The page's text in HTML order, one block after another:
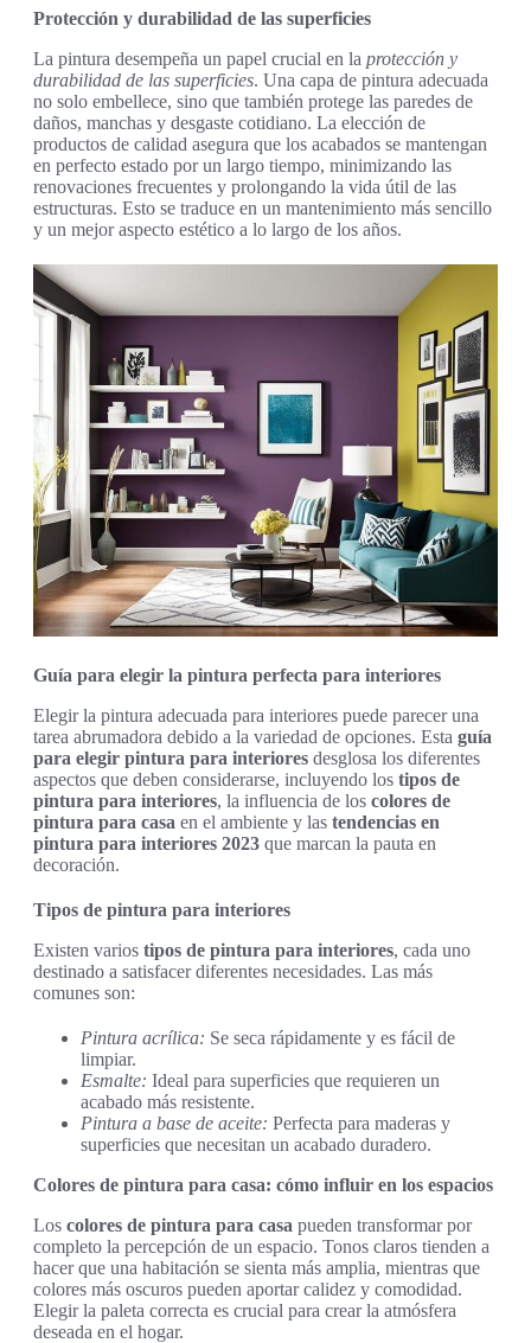
Protección y durabilidad de las superficies
La pintura desempeña un papel crucial en la protección y
durabilidad de las superficies. Una capa de pintura adecuada
no solo embellece, sino que también protege las paredes de
daños, manchas y desgaste cotidiano. La elección de
productos de calidad asegura que los acabados se mantengan
en perfecto estado por un largo tiempo, minimizando las
renovaciones frecuentes y prolongando la vida útil de las
estructuras. Esto se traduce en un mantenimiento más sencillo
y un mejor aspecto estético a lo largo de los años.
Guía para elegir la pintura perfecta para interiores
Elegir la pintura adecuada para interiores puede parecer una
tarea abrumadora debido a la variedad de opciones. Esta guía
para elegir pintura para interiores desglosa los diferentes
aspectos que deben considerarse, incluyendo los tipos de
pintura para interiores, la influencia de los colores de
pintura para casa en el ambiente y las tendencias en
pintura para interiores 2023 que marcan la pauta en
decoración.
Tipos de pintura para interiores
Existen varios tipos de pintura para interiores, cada uno
destinado a satisfacer diferentes necesidades. Las más
comunes son:
Pintura acrílica: Se seca rápidamente y es fácil de
limpiar.
Esmalte: Ideal para superficies que requieren un
acabado más resistente.
Pintura a base de aceite: Perfecta para maderas y
superficies que necesitan un acabado duradero.
Colores de pintura para casa: cómo influir en los espacios
Los colores de pintura para casa pueden transformar por
completo la percepción de un espacio. Tonos claros tienden a
hacer que una habitación se sienta más amplia, mientras que
colores más oscuros pueden aportar calidez y comodidad.
Elegir la paleta correcta es crucial para crear la atmósfera
deseada en el hogar.